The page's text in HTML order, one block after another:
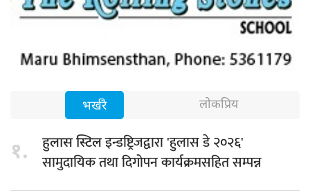
भर्खरै लोकप्रिय
१. हुलास स्टिलइन्डष्ट्रिजद्वारा 'हुलास डे २०२६'
सामुदायिक तथा दिगोपन कार्यक्रमसहित सम्पन्न